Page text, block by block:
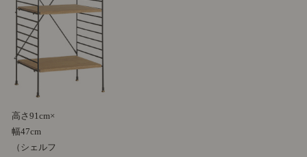
高さ91cm×
幅47cm
（シェルフ